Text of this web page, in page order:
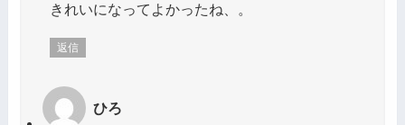
きれいになってよかったね、。
返信
ひろ